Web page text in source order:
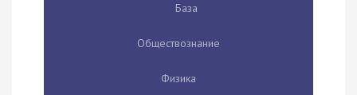
База
Обществознание
Физика